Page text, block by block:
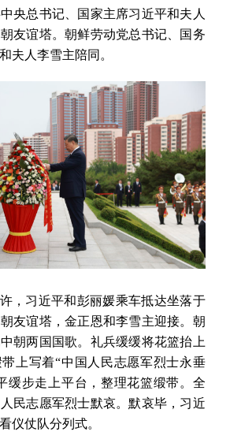
央总书记、国家主席习近平和夫人
友谊塔。朝鲜劳动党总书记、国务
夫人李雪主陪同。
，习近平和彭丽媛乘车抵达坐落于
友谊塔，金正恩和李雪主迎接。朝
朝两国国歌。礼兵缓缓将花篮抬上
上写着“中国人民志愿军烈士永垂
缓步走上平台，整理花篮缎带。全
民志愿军烈士默哀。默哀毕，习近
仪仗队分列式。